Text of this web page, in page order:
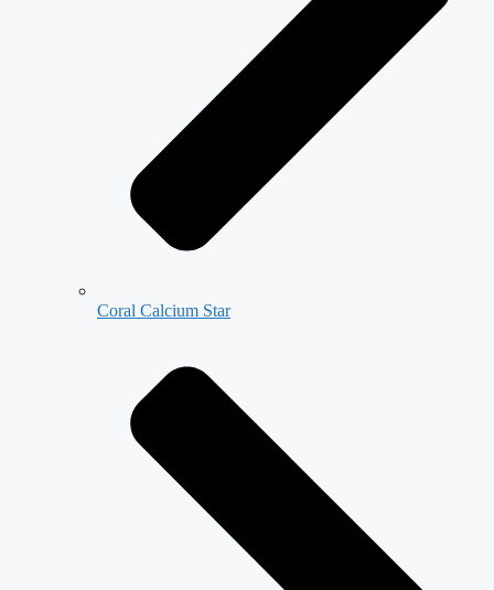
Coral Calcium Star